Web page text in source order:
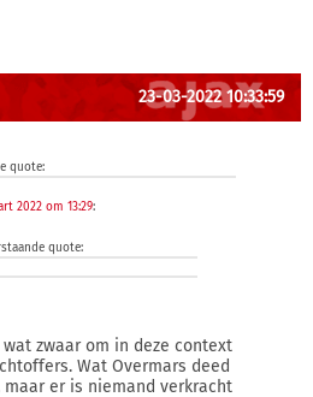
23-03-2022 10:33:59
quote:
2022 om 13:29:
quote:
zwaar om in deze context
Wat Overmars deed
maar er is niemand verkracht